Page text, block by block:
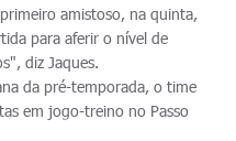
amistoso, na quinta,
para aferir o nível de
diz Jaques.
da pré-temporada, o time
em jogo-treino no Passo